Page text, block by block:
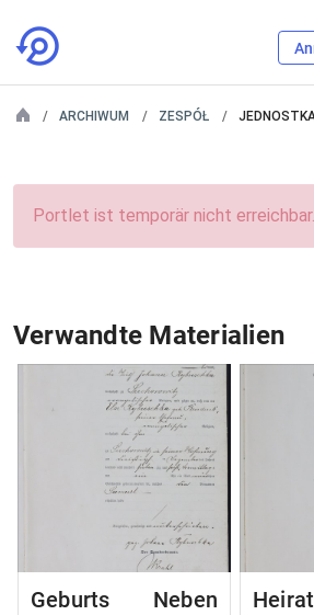
ARCHIWUM ZESPÓŁ
Portlet ist temporär nicht erreichbar.
Verwandte Materialien
Geburts Neben